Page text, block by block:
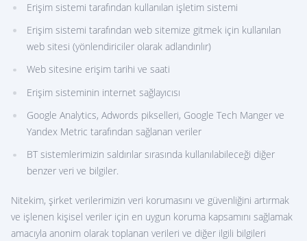
Erişim sistemi tarafından kullanılan işletim sistemi
Erişim sistemi tarafından web sitemize gitmek için kullanılan
web sitesi (yönlendiriciler olarak adlandırılır)
Web sitesine erişim tarihi ve saati
Erişim sisteminin internet sağlayıcısı
Google Analytics, Adwords pikselleri, Google Tech Manger ve
Yandex Metric tarafından sağlanan veriler
BT sistemlerimizin saldırılar sırasında kullanılabileceği diğer
benzer veri ve bilgiler.
Nitekim, şirket verilerimizin veri korumasını ve güvenliğini artırmak
ve işlenen kişisel veriler için en uygun koruma kapsamını sağlamak
amacıyla anonim olarak toplanan verileri ve diğer ilgili bilgileri